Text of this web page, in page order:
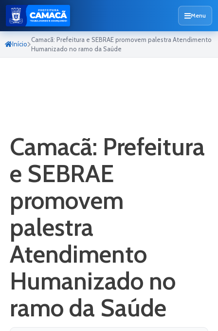
Menu
Início
Camacã: Prefeitura e SEBRAE promovem palestra Atendimento
Humanizado no ramo da Saúde
Camacã: Prefeitura
e SEBRAE
promovem
palestra
Atendimento
Humanizado no
ramo da Saúde